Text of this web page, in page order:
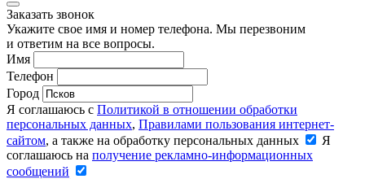
Заказать звонок
Укажите свое имя и номер телефона. Мы перезвоним
и ответим на все вопросы.
Имя
Телефон
Город
Я соглашаюсь с Политикой в отношении обработки
персональных данных, Правилами пользования интернет-
сайтом, а также на обработку персональных данных
Я
соглашаюсь на получение рекламно-информационных
сообщений